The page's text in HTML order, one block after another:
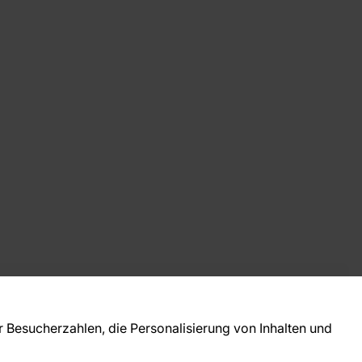
die Personalisierung von Inhalten und
persönlich.